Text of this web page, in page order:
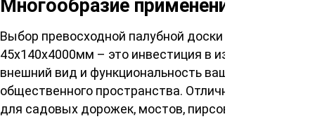
Многообразие применения
Выбор превосходной палубной доски
45х140х4000мм – это инвестиция в изысканный
внешний вид и функциональность вашего дома или
общественного пространства. Отлично подходит
для садовых дорожек, мостов, пирсов и обшивки